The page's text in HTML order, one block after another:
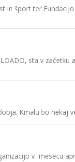
šport ter
sta v
Kmalu bo nekaj
v mesecu